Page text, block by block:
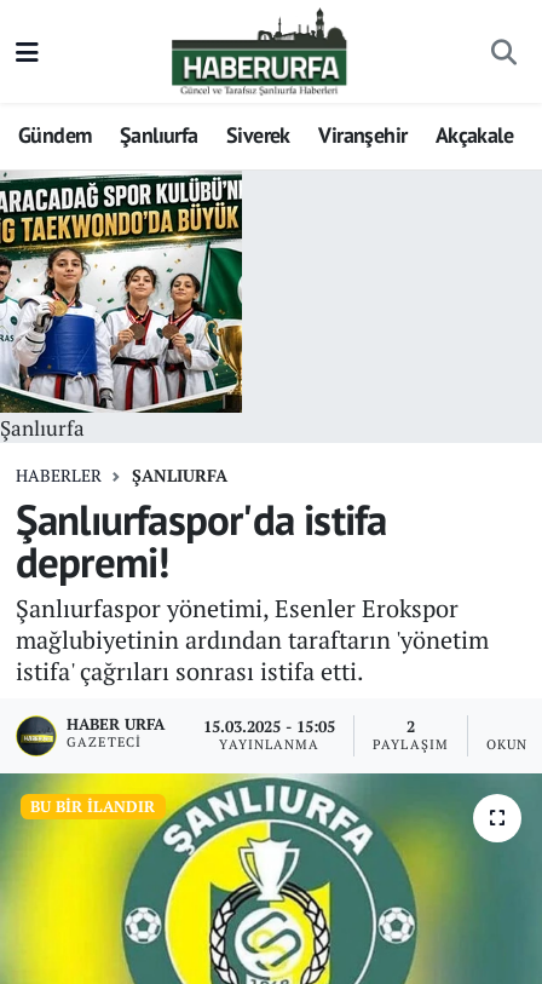
Gündem Şanlıurfa Siverek Viranşehir Akçakale
Şanlıurfa
HABERLER ŞANLIURFA
Şanlıurfaspor'da istifa
depremi!
Şanlıurfaspor yönetimi, Esenler Erokspor
mağlubiyetinin ardından taraftarın 'yönetim
istifa' çağrıları sonrası istifa etti.
HABER URFA
GAZETECI
15.03.2025 - 15:05
YAYINLANMA
2
PAYLAŞIM
BU BIR İLANDIR